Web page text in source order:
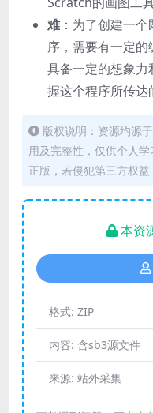
难：为了创建一个
序，需要有一定
具备一定的想象
握这个程序所传达
版权说明：资源均源
用及完整性，仅供个人
正版，若侵犯第三方权
本资
格式: ZIP
内容: 含sb3源文件
来源: 站外采集